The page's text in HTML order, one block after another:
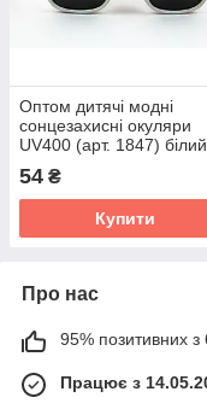
Оптом дитячі модні
сонцезахисні окуляри
UV400 (арт. 1847) білий
54 ₴
Купити
Про нас
95% позитивних з
Працює з